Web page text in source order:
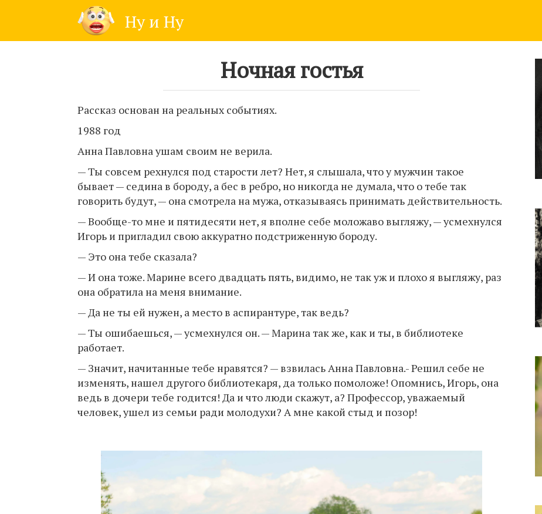
Ну и Ну
Ночная гостья
Рассказ основан на реальных событиях.
1988 год
Анна Павловна ушам своим не верила.
— Ты совсем рехнулся под старости лет? Нет, я слышала, что у мужчин такое
бывает — седина в бороду, а бес в ребро, но никогда не думала, что о тебе так
говорить будут, — она смотрела на мужа, отказываясь принимать действительность.
— Вообще-то мне и пятидесяти нет, я вполне себе моложаво выгляжу, — усмехнулся
Игорь и пригладил свою аккуратно подстриженную бороду.
— Это она тебе сказала?
— И она тоже. Марине всего двадцать пять, видимо, не так уж и плохо я выгляжу, раз
она обратила на меня внимание.
— Да не ты ей нужен, а место в аспирантуре, так ведь?
— Ты ошибаешься, — усмехнулся он. — Марина так же, как и ты, в библиотеке
работает.
— Значит, начитанные тебе нравятся? — взвилась Анна Павловна.- Решил себе не
изменять, нашел другого библиотекаря, да только помоложе! Опомнись, Игорь, она
ведь в дочери тебе годится! Да и что люди скажут, а? Профессор, уважаемый
человек, ушел из семьи ради молодухи? А мне какой стыд и позор!